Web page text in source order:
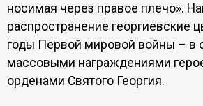
носимая через правое плечо».
распространение георгиевские
годы Первой мировой войны – в
массовыми награждениями
орденами Святого Георгия.